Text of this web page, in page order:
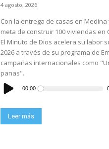
4 agosto, 2026
Con la entrega de casas en Medina
meta de construir 100 viviendas en
El Minuto de Dios acelera su labor
2026 a través de su programa de
campañas internacionales como
panas".
Reproductor
de
audio
00:00
Leer más